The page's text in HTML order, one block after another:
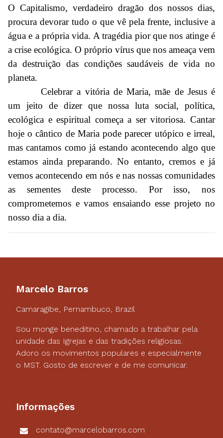
O Capitalismo, verdadeiro dragão dos nossos dias,
procura devorar tudo o que vê pela frente, inclusive a
água e a própria vida. A tragédia pior que nos atinge é
a crise ecológica. O próprio vírus que nos ameaça vem
da destruição das condições saudáveis de vida no
planeta.
Celebrar a vitória de Maria, mãe de Jesus é
um jeito de dizer que nossa luta social, política,
ecológica e espiritual começa a ser vitoriosa. Cantar
hoje o cântico de Maria pode parecer utópico e irreal,
mas cantamos como já estando acontecendo algo que
estamos ainda preparando. No entanto, cremos e já
vemos acontecendo em nós e nas nossas comunidades
as sementes deste processo. Por isso, nos
comprometemos e vamos ensaiando esse projeto no
nosso dia a dia.
Marcelo Barros
Camaragibe, Pernambuco, Brazil
Sou monge beneditino, chamado a trabalhar pela
unidade das Igrejas e das tradições religiosas.
Adoro os movimentos populares e especialmente
o MST. Gosto de escrever e de me comunicar.
Informações
contato@marcelobarros.com